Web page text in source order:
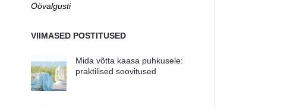
Öövalgusti
VIIMASED POSTITUSED
Mida võtta kaasa puhkusele:
praktilised soovitused